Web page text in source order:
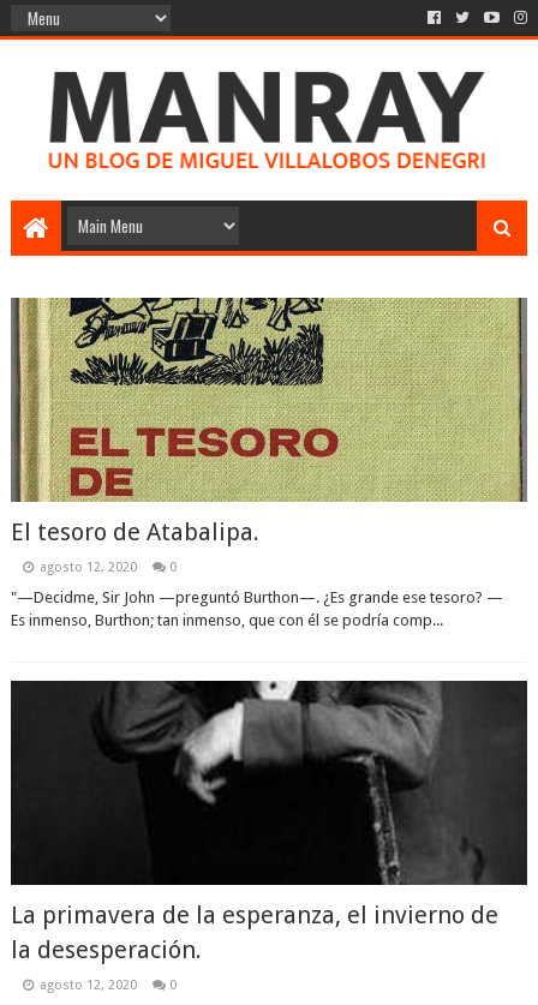
El tesoro de Atabalipa.
agosto 12, 2020 0
"—Decidme, Sir John —preguntó Burthon—. ¿Es grande ese tesoro? —
Es inmenso, Burthon; tan inmenso, que con él se podría comp...
La primavera de la esperanza, el invierno de
la desesperación.
agosto 12, 2020 0